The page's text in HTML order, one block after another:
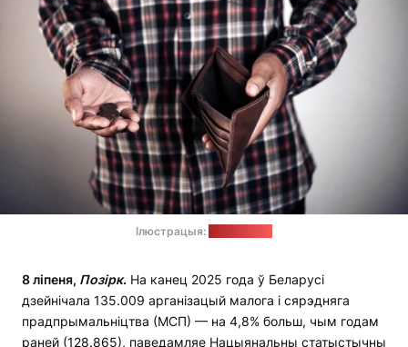
Ілюстрацыя:
8 ліпеня, Позірк. На канец 2025 года ў Беларусі
дзейнічала 135.009 арганізацый малога і сярэдняга
прадпрымальніцтва (МСП) — на 4,8% больш, чым годам
раней (128.865), паведамляе Нацыянальны статыстычны